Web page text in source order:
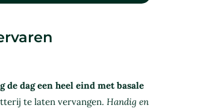
dag een heel eind met basale
te laten vervangen. Handig en